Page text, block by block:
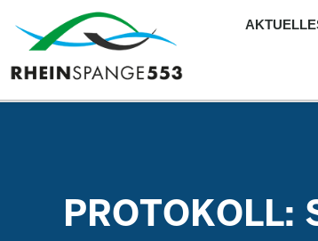
PROTOKOLL: